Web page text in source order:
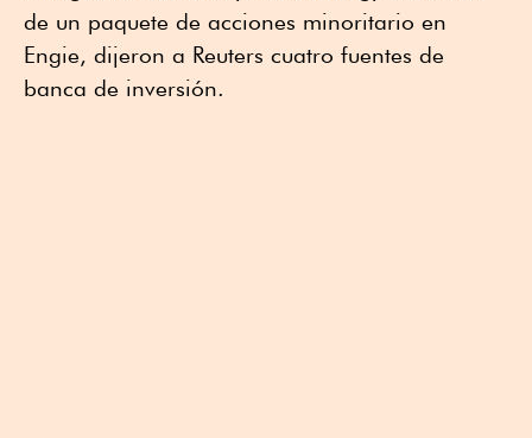
de un paquete de acciones minoritario en
Engie, dijeron a Reuters cuatro fuentes de
banca de inversión.